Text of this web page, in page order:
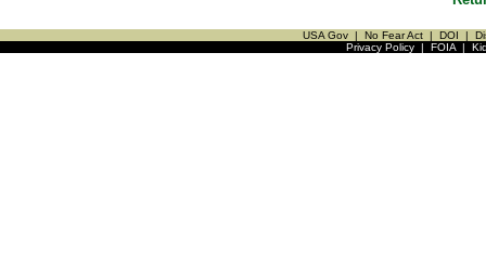
USA Gov | No Fear Act | DOI |
Privacy Policy| FOIA|